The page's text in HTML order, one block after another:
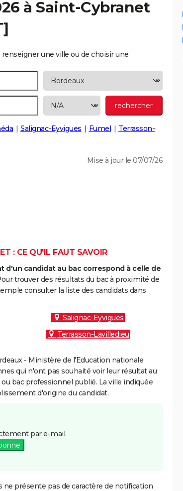
à Saint-Cybranet
une ville ou de choisir une
Salignac-Eyvigues Fumel
Terrasson-
Mise à jour le 07/07/26
: CE QU'IL FAUT SAVOIR
d'un candidat au bac correspond à celle de
trouver des résultats du bac à proximité de
consulter la liste des candidats dans
Salignac-Eyvigues
Terrasson-Lavilledieu
- Ministère de l'Education nationale
qui n'ont pas souhaité voir leur résultat au
bac professionnel publié. La ville indiquée
d'origine du candidat.
par e-mail.
présente pas de caractère de notification